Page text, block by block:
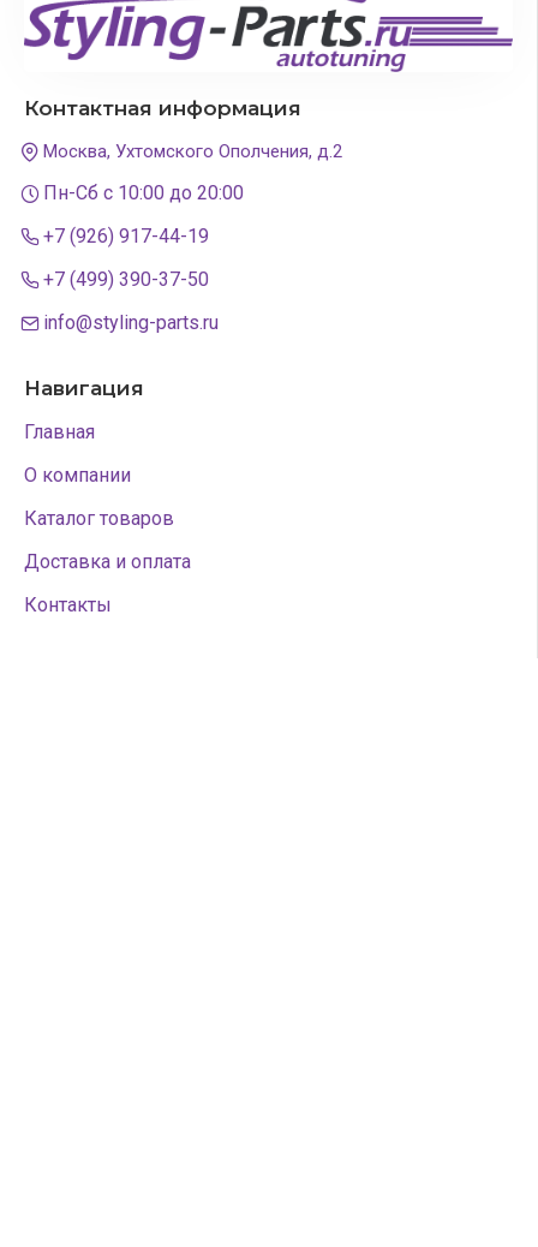
Контактная информация
Москва, Ухтомского Ополчения, д.2
Пн-Сб с 10:00 до 20:00
+7 (926) 917-44-19
+7 (499) 390-37-50
info@styling-parts.ru
Навигация
Главная
О компании
Каталог товаров
Доставка и оплата
Контакты